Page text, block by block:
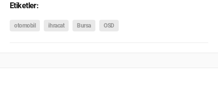
Etiketler:
otomobil ihracat Bursa OSD